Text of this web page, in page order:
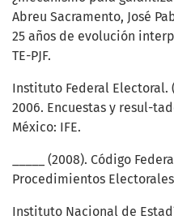
Abreu Sacramento, José
25 años de evolución
TE-PJF.
Instituto Federal Electoral.
2006. Encuestas y resul-
México: IFE.
_____ (2008). Código
Procedimientos
Instituto Nacional de